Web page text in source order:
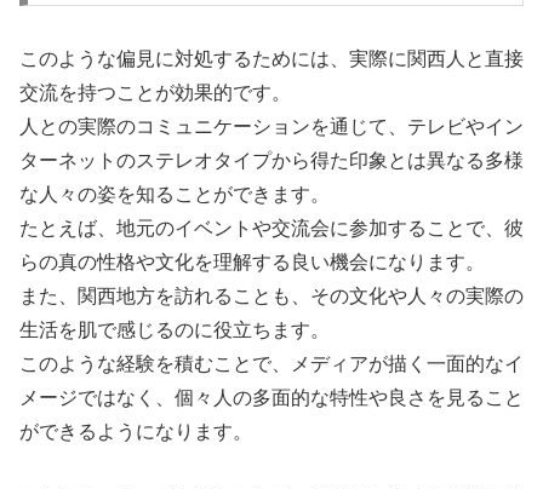
このような偏見に対処するためには、実際に関西人と直接
交流を持つことが効果的です。
人との実際のコミュニケーションを通じて、テレビやイン
ターネットのステレオタイプから得た印象とは異なる多様
な人々の姿を知ることができます。
たとえば、地元のイベントや交流会に参加することで、彼
らの真の性格や文化を理解する良い機会になります。
また、関西地方を訪れることも、その文化や人々の実際の
生活を肌で感じるのに役立ちます。
このような経験を積むことで、メディアが描く一面的なイ
メージではなく、個々人の多面的な特性や良さを見ること
ができるようになります。